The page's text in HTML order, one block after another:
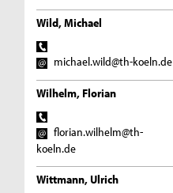
Wild, Michael
michael.wild@th-koeln.de
Wilhelm, Florian
florian.wilhelm@th-
koeln.de
Wittmann, Ulrich